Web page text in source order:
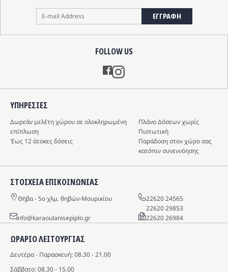
FOLLOW US
Instagram
ΕΓΓΡΑΦΗ
ΩΡΑΡΙΟ ΛΕΙΤΟΥΡΓΙΑΣ
Δευτέρα - Παρασκευή: 08.30 - 21.00
Σάββατο: 08.30 - 15.00
ΥΠΗΡΕΣIΕΣ
Δωρεάν μελέτη χώρου σε ολοκληρωμένη
επίπλωση
Πλάνο Δόσεων χωρίς
Πιστωτική
Έως 12 άτοκες δόσεις
Παράδοση στον χώρο σας
κατόπιν συνεννόησης
ΣΤΟΙΧΕΙΑ ΕΠΙΚΟΙΝΩΝΙΑΣ
Θήβα - 5o χλμ. θηβών-Μουρικίου
22620 24565
22620 29853
info@karaoulanisepiplo.gr
22620 26984